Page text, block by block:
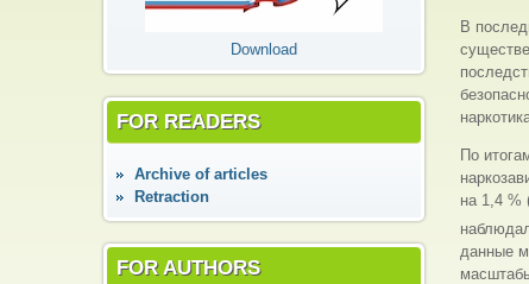
Download
FOR READERS
Аrchive of articles
Retraction
FOR AUTHORS
В
По
на 1,4 %
данные